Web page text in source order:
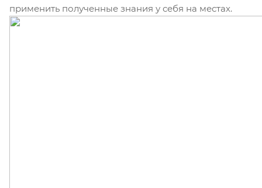
применить полученные знания у себя на местах.